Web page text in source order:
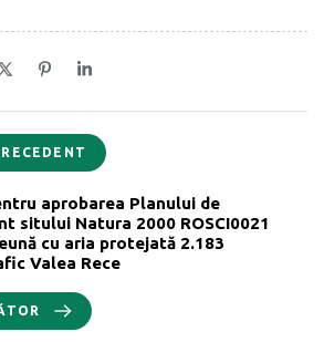
aprobarea Planului de
sitului Natura 2000 ROSCI0021
cu aria protejată 2.183
Valea Rece